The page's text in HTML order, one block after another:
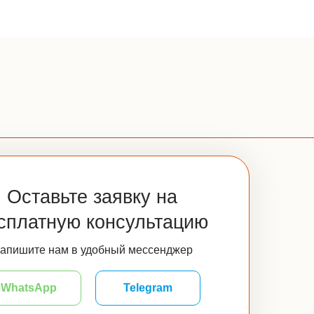
Оставьте заявку на
консультацию
нам в удобный мессенджер
Telegram
WhatsApp